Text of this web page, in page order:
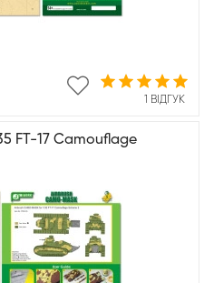
1 ВІДГУК
FT-17 Camouflage